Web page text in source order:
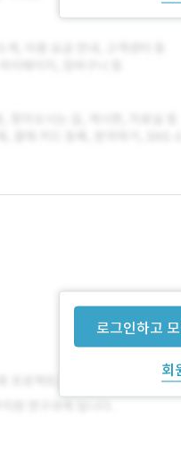
로그인하고
회